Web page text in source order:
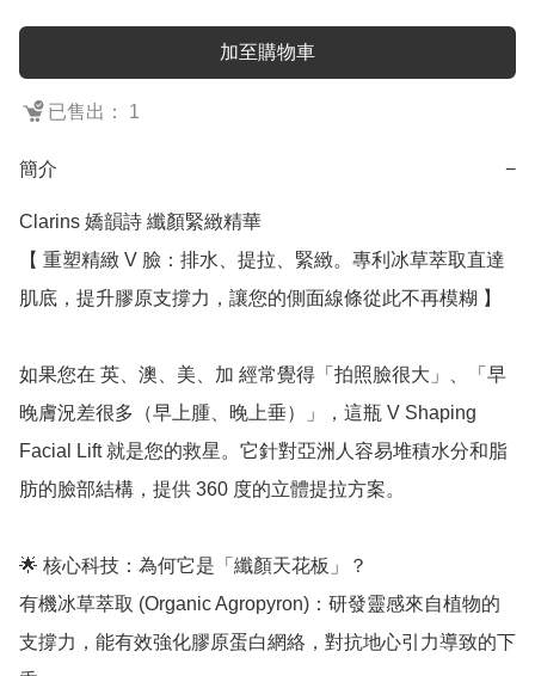
加至購物車
已售出： 1
簡介 −
Clarins 嬌韻詩 纖顏緊緻精華
【 重塑精緻 V 臉：排水、提拉、緊緻。專利冰草萃取直達
肌底，提升膠原支撐力，讓您的側面線條從此不再模糊 】
如果您在 英、澳、美、加 經常覺得「拍照臉很大」、「早
晚膚況差很多（早上腫、晚上垂）」，這瓶 V Shaping
Facial Lift 就是您的救星。它針對亞洲人容易堆積水分和脂
肪的臉部結構，提供 360 度的立體提拉方案。
🌟 核心科技：為何它是「纖顏天花板」？
有機冰草萃取 (Organic Agropyron)：研發靈感來自植物的
支撐力，能有效強化膠原蛋白網絡，對抗地心引力導致的下